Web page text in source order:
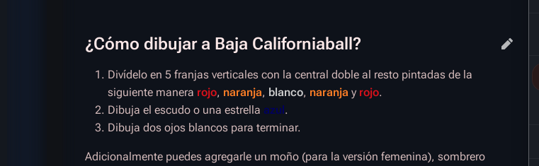
¿Cómo dibujar a Baja Californiaball?
Divídelo en 5 franjas verticales con la central doble al resto pintadas de la
siguiente manera rojo, naranja, blanco, naranja y rojo.
Dibuja el escudo o una estrella azul.
Dibuja dos ojos blancos para terminar.
Adicionalmente puedes agregarle un moño (para la versión femenina), sombrero